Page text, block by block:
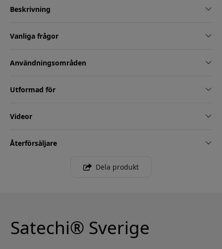
Beskrivning
Vanliga frågor
Användningsområden
Utformad för
Videor
Återförsäljare
Dela produkt
Satechi® Sverige